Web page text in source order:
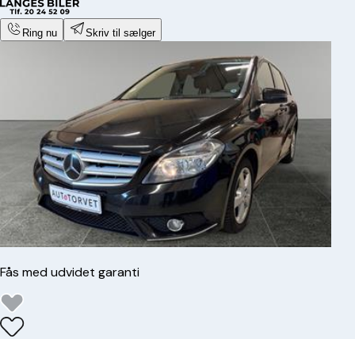
Ring nu Skriv til sælger
Fås med udvidet garanti